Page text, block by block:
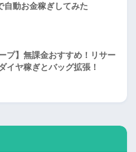
自動お金稼ぎしてみた
プ】無課金おすすめ！リサー
イヤ稼ぎとバッグ拡張！